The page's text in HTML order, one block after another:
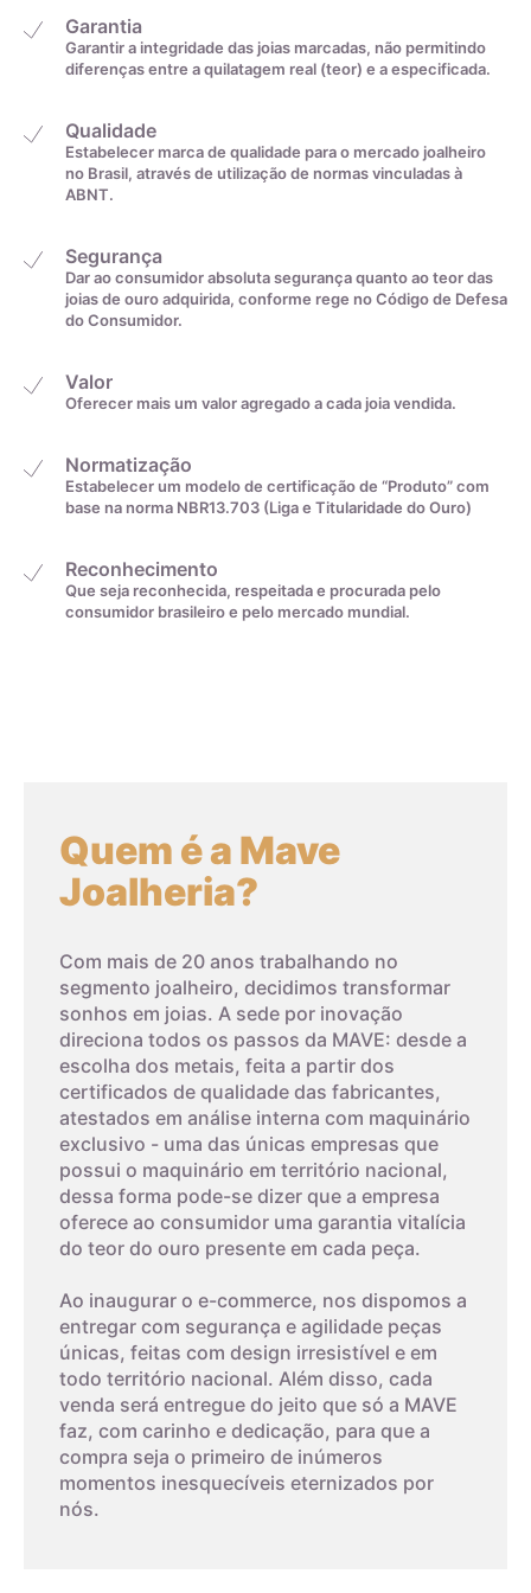
Garantia
Garantir a integridade das joias marcadas, não permitindo
diferenças entre a quilatagem real (teor) e a especificada.
Qualidade
Estabelecer marca de qualidade para o mercado joalheiro
no Brasil, através de utilização de normas vinculadas à
ABNT.
Segurança
Dar ao consumidor absoluta segurança quanto ao teor das
joias de ouro adquirida, conforme rege no Código de Defesa
do Consumidor.
Valor
Oferecer mais um valor agregado a cada joia vendida.
Normatização
Estabelecer um modelo de certificação de “Produto” com
base na norma NBR13.703 (Liga e Titularidade do Ouro)
Reconhecimento
Que seja reconhecida, respeitada e procurada pelo
consumidor brasileiro e pelo mercado mundial.
Quem é a Mave
Joalheria?
Com mais de 20 anos trabalhando no
segmento joalheiro, decidimos transformar
sonhos em joias. A sede por inovação
direciona todos os passos da MAVE: desde a
escolha dos metais, feita a partir dos
certificados de qualidade das fabricantes,
atestados em análise interna com maquinário
exclusivo - uma das únicas empresas que
possui o maquinário em território nacional,
dessa forma pode-se dizer que a empresa
oferece ao consumidor uma garantia vitalícia
do teor do ouro presente em cada peça.
Ao inaugurar o e-commerce, nos dispomos a
entregar com segurança e agilidade peças
únicas, feitas com design irresistível e em
todo território nacional. Além disso, cada
venda será entregue do jeito que só a MAVE
faz, com carinho e dedicação, para que a
compra seja o primeiro de inúmeros
momentos inesquecíveis eternizados por
nós.